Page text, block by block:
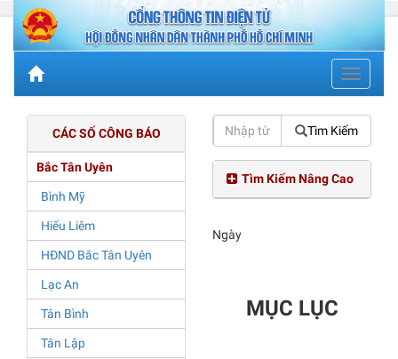
Toggle
CÁC SỐ CÔNG BÁO
Bắc Tân Uyên
Bình Mỹ
Hiếu Liêm
HĐND Bắc Tân Uyên
Lạc An
Tân Bình
Tân Lập
Tìm Kiếm
Tìm Kiếm Nâng Cao
Ngày
MỤC LỤC